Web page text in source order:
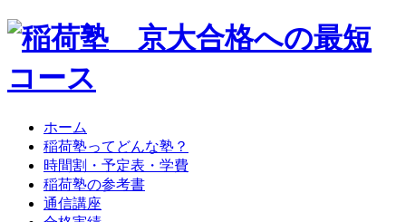
ホーム
稲荷塾ってどんな塾？
時間割・予定表・学費
稲荷塾の参考書
通信講座